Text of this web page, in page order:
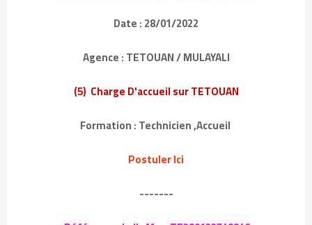
Date : 28/01/2022
Agence : TETOUAN / MULAYALI
(5) Charge D'accueil sur TETOUAN
Formation : Technicien ,Accueil
Postuler Ici
-------